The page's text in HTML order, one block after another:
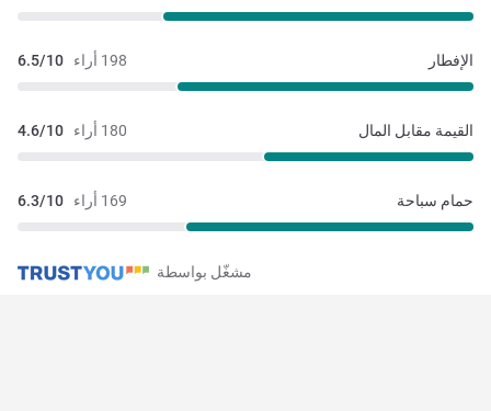
198 أراء 6.5/10 الإفطار
180 أراء 4.6/10 القيمة مقابل المال
169 أراء 6.3/10 حمام سباحة
مشغّل بواسطة